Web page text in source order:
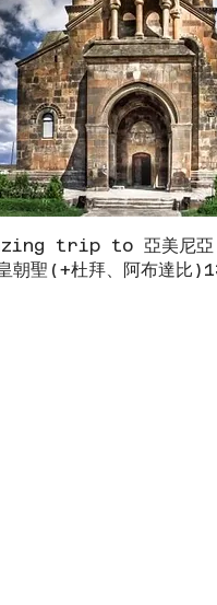
快速瀏覽
trip to 亞美尼亞
朝聖(+杜拜、阿布達比